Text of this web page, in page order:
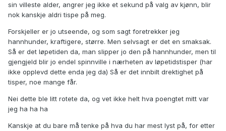
sin villeste alder, angrer jeg ikke et sekund på valg av kjønn, blir
nok kanskje aldri tispe på meg.
Forskjeller er jo utseende, og som sagt foretrekker jeg
hannhunder, kraftigere, større. Men selvsagt er det en smaksak.
Så er det løpetiden da, man slipper jo den på hannhunder, men til
gjengjeld blir jo endel spinnville i nærheten av løpetidstisper (har
ikke opplevd dette enda jeg da) Så er det innbilt drektighet på
tisper, noe mange får.
Nei dette ble litt rotete da, og vet ikke helt hva poengtet mitt var
jeg ha ha ha
Kanskje at du bare må tenke på hva du har mest lyst på, for etter